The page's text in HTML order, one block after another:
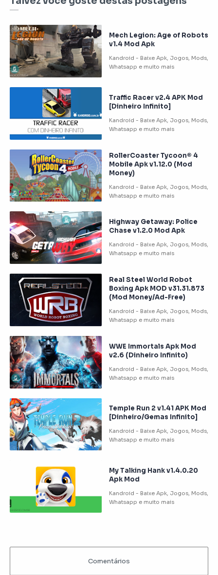
Mech Legion: Age of Robots
v1.4 Mod Apk
Traffic Racer v2.4 APK Mod
[Dinheiro Infinito]
RollerCoaster Tycoon® 4
Mobile Apk v1.12.0 (Mod
Money)
Highway Getaway: Police
Chase v1.2.0 Mod Apk
Real Steel World Robot
Boxing Apk MOD v31.31.873
(Mod Money/Ad-Free)
WWE Immortals Apk Mod
v2.6 (Dinheiro Infinito)
Temple Run 2 v1.41 APK Mod
[Dinheiro/Gemas Infinito]
My Talking Hank v1.4.0.20
Apk Mod